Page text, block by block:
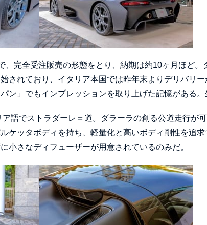
、完全受注販売の形態をとり、納期は約10ヶ月ほど。
されており、イタリア本国では昨年末よりデリバリ
ン」でもインプレッションを取り上げた記憶がある。
語でストラダーレ＝道。ダラーラの創る公道走行が
ケッタボディを持ち、軽量化と高いボディ剛性を追
小さなディフューザーが用意されているのみだ。